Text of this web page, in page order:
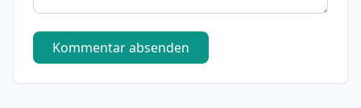
Kommentar absenden